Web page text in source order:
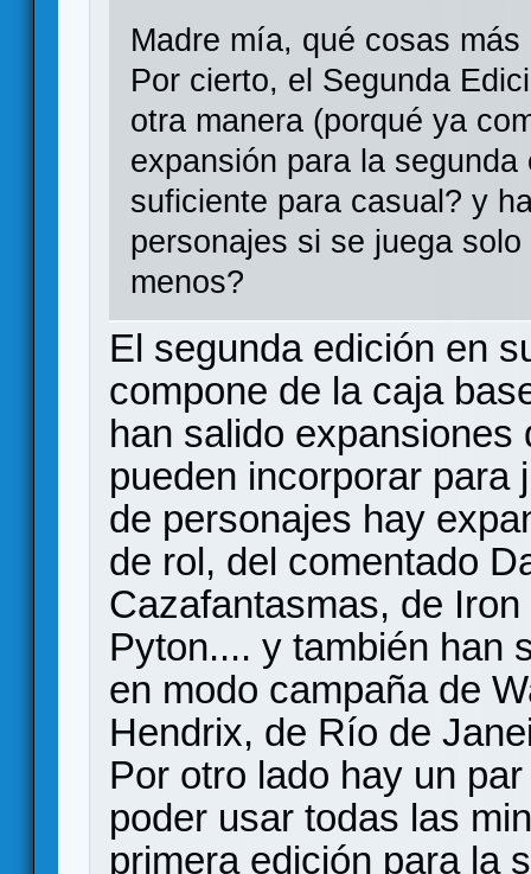
Madre mía, qué cosas
Por cierto, el Segunda
otra manera (porqué ya
expansión para la
suficiente para casual? y
personajes si se juega
menos?
El segunda edición en
compone de la caja
han salido
pueden incorporar para
de personajes hay
de rol, del comentado
Cazafantasmas, de
Pyton.... y también han
en modo campaña de
Hendrix, de Río de
Por otro lado hay un
poder usar todas las
primera edición para la